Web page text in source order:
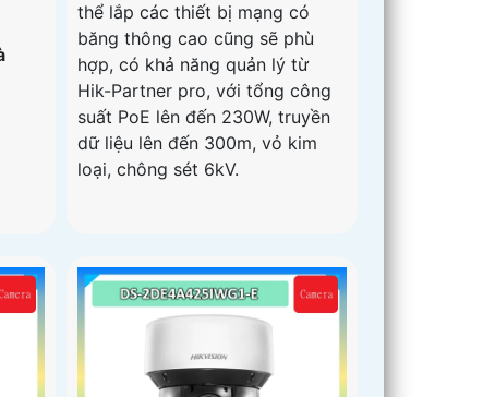
thể lắp các thiết bị mạng có
băng thông cao cũng sẽ phù
hợp, có khả năng quản lý từ
Hik-Partner pro, với tổng công
suất PoE lên đến 230W, truyền
dữ liệu lên đến 300m, vỏ kim
loại, chông sét 6kV.